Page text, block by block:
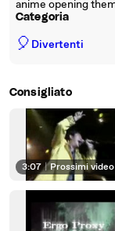
anime opening
Categoria
🎈 Divertenti
Consigliato
3:07 | Prossimi video